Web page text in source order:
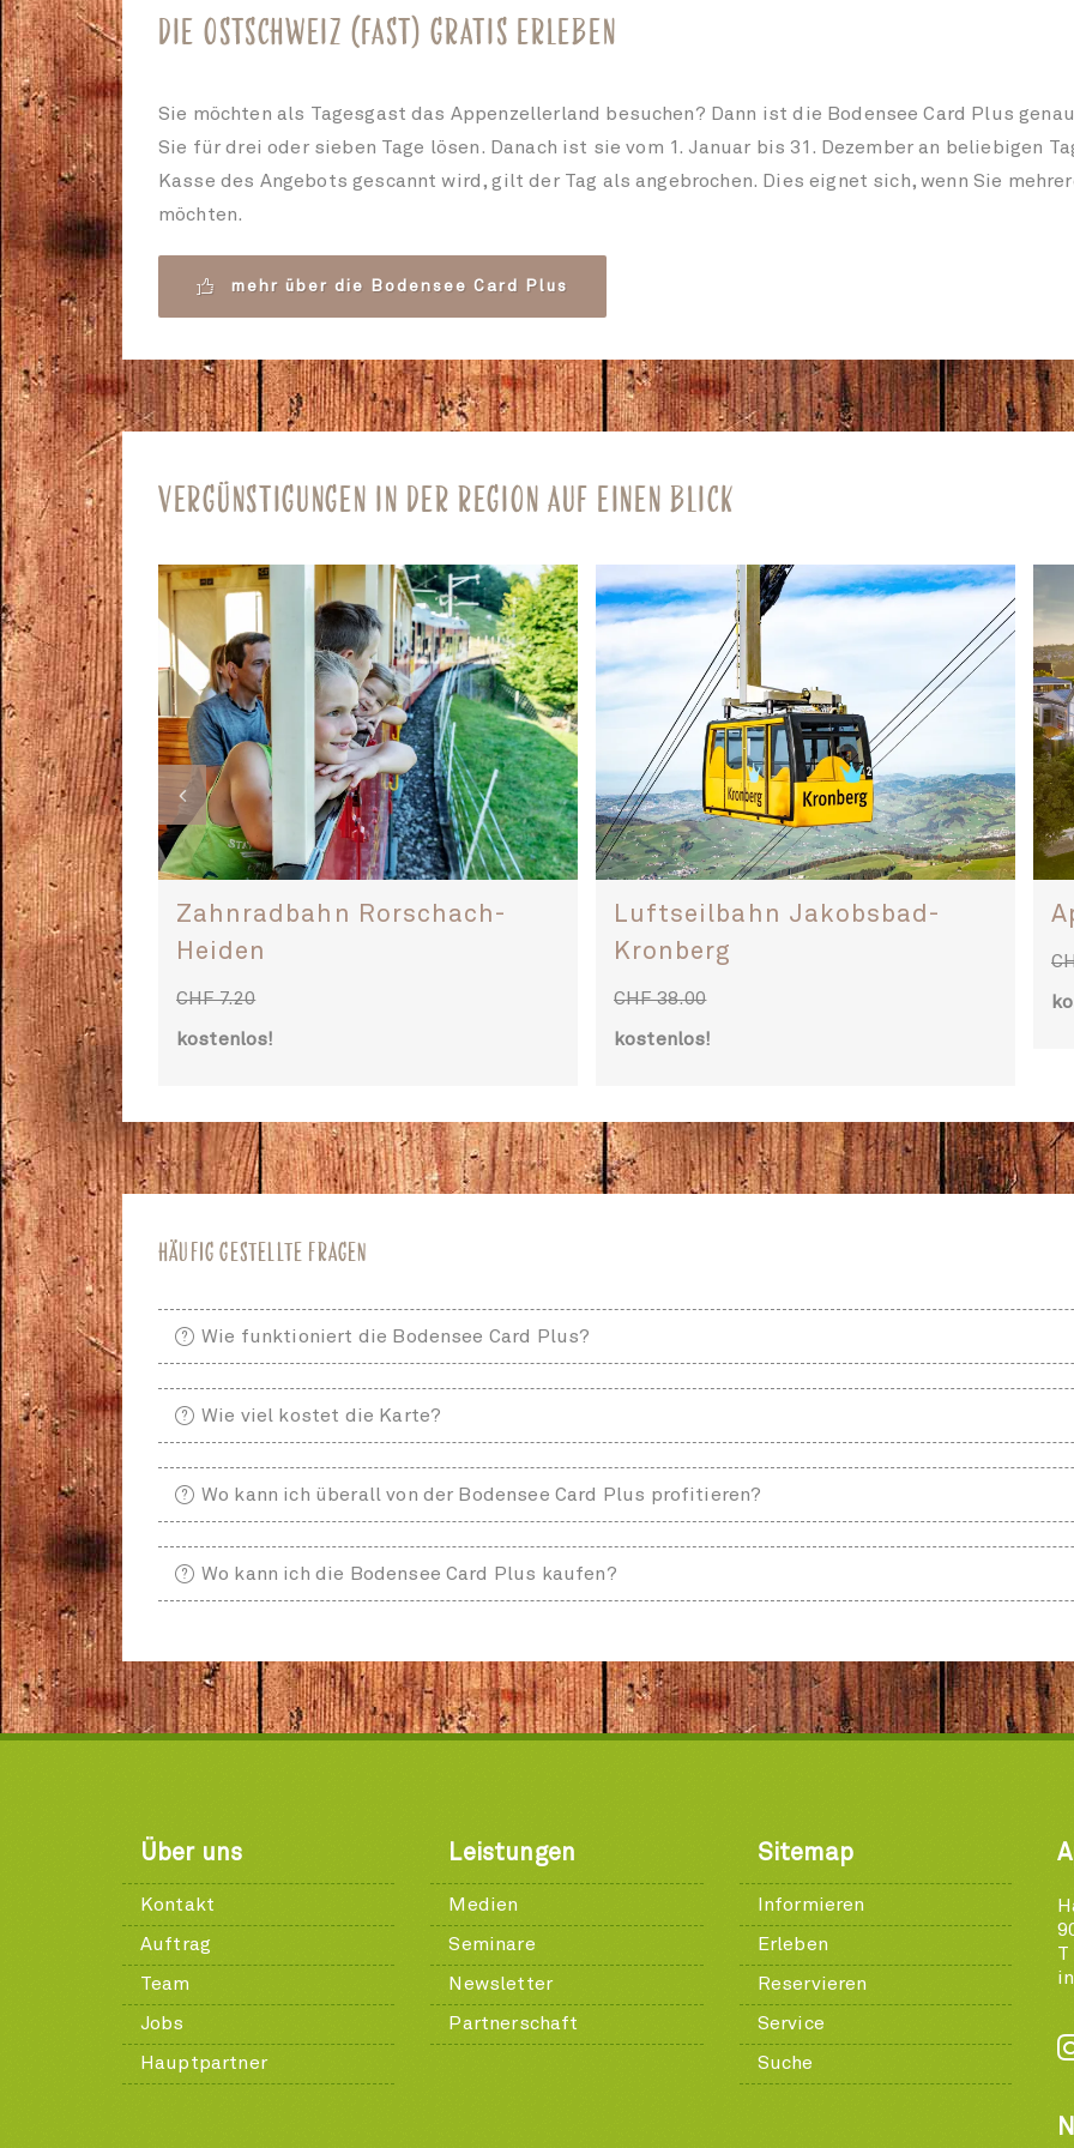
DIE OSTSCHWEIZ (FAST) GRATIS ERLEBEN
Sie möchten als Tagesgast das Appenzellerland besuchen? Dann ist die Bodensee Card Plus
Sie für drei oder sieben Tage lösen. Danach ist sie vom 1. Januar bis 31. Dezember an beliebigen
Kasse des Angebots gescannt wird, gilt der Tag als angebrochen. Dies eignet sich, wenn Sie
möchten.
D mehr über die Bodensee Card Plus
VERGÜNSTIGUNGEN IN DER REGION AUF EINEN BLICK
Luftseilbahn Jakobsbad-
Kronberg
CHF 38.00
kostenlos!
Appenzeller Schaukäserei
CHF 10.50
kostenlos!
HÄUFIG GESTELLTE FRAGEN
Wie funktioniert die Bodensee Card Plus?
Wie viel kostet die Karte?
Wo kann ich überall von der Bodensee Card Plus profitieren?
Wo kann ich die Bodensee Card Plus kaufen?
Über uns
Kontakt
Auftrag
Team
Jobs
Hauptpartner
Leistungen
Medien
Seminare
Newsletter
Partnerschaft
Sitemap
Informieren
Erleben
Reservieren
Service
Suche
T